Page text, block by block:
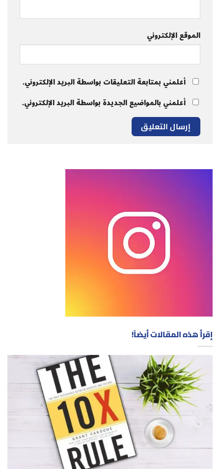
الموقع الإلكتروني
أعلمني بمتابعة التعليقات بواسطة البريد الإلكتروني.
أعلمني بالمواضيع الجديدة بواسطة البريد الإلكتروني.
إقرأ هذه المقالات أيضاً!